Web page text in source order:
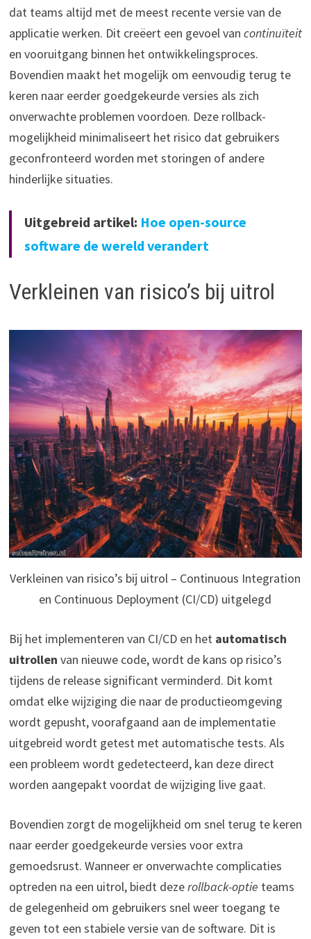
dat teams altijd met de meest recente versie van de
applicatie werken. Dit creëert een gevoel van continuïteit
en vooruitgang binnen het ontwikkelingsproces.
Bovendien maakt het mogelijk om eenvoudig terug te
keren naar eerder goedgekeurde versies als zich
onverwachte problemen voordoen. Deze rollback-
mogelijkheid minimaliseert het risico dat gebruikers
geconfronteerd worden met storingen of andere
hinderlijke situaties.
Uitgebreid artikel: Hoe open-source
software de wereld verandert
Verkleinen van risico’s bij uitrol
Verkleinen van risico’s bij uitrol – Continuous Integration
en Continuous Deployment (CI/CD) uitgelegd
Bij het implementeren van CI/CD en het automatisch
uitrollen van nieuwe code, wordt de kans op risico’s
tijdens de release significant verminderd. Dit komt
omdat elke wijziging die naar de productieomgeving
wordt gepusht, voorafgaand aan de implementatie
uitgebreid wordt getest met automatische tests. Als
een probleem wordt gedetecteerd, kan deze direct
worden aangepakt voordat de wijziging live gaat.
Bovendien zorgt de mogelijkheid om snel terug te keren
naar eerder goedgekeurde versies voor extra
gemoedsrust. Wanneer er onverwachte complicaties
optreden na een uitrol, biedt dezerollback-optie teams
de gelegenheid om gebruikers snel weer toegang te
geven tot een stabiele versie van de software. Dit is